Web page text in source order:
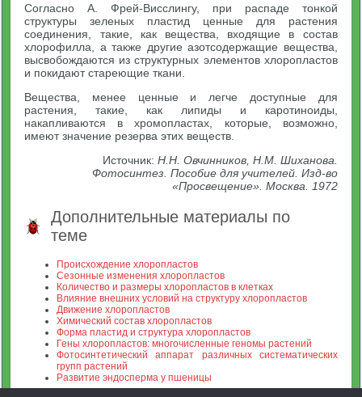
Согласно А. Фрей-Висслингу, при распаде тонкой
структуры зеленых пластид ценные для растения
соединения, такие, как вещества, входящие в состав
хлорофилла, а также другие азотсодержащие вещества,
высвобождаются из структурных элементов хлоропластов
и покидают стареющие ткани.
Вещества, менее ценные и легче доступные для
растения, такие, как липиды и каротиноиды,
накапливаются в хромопластах, которые, возможно,
имеют значение резерва этих веществ.
Источник: Н.Н. Овчинников, Н.М. Шиханова.
Фотосинтез. Пособие для учителей. Изд-во
«Просвещение». Москва. 1972
Дополнительные материалы по
теме
Происхождение хлоропластов
Сезонные изменения хлоропластов
Количество и размеры хлоропластов в клетках
Влияние внешних условий на структуру хлоропластов
Движение хлоропластов
Химический состав хлоропластов
Форма пластид и структура хлоропластов
Гены хлоропластов: многочисленные геномы растений
Фотосинтетический аппарат различных систематических
групп растений
Развитие эндосперма у пшеницы